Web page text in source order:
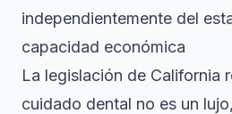
independientemente del
capacidad económica
La legislación de California
cuidado dental no es un